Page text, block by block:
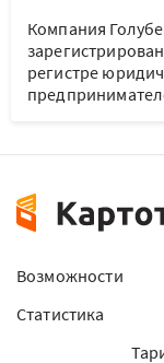
Компания
регистре
Возможности
Статистика